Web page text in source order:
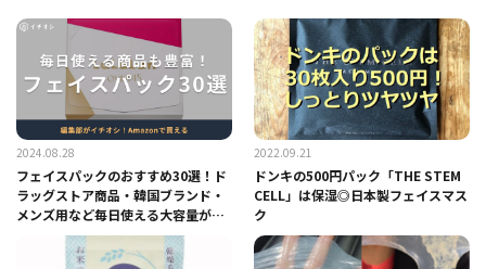
2024.08.28
フェイスパックのおすすめ30選！ド
ラッグストア商品・韓国ブランド・
メンズ用など毎日使える大容量が豊
2022.09.21
ドンキの500円パック「THE STEM
CELL」は保湿◎日本製フェイスマス
ク